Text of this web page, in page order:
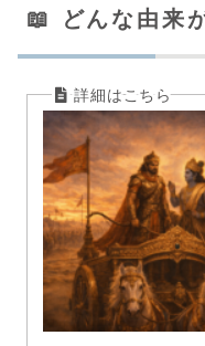
📖 どんな由来